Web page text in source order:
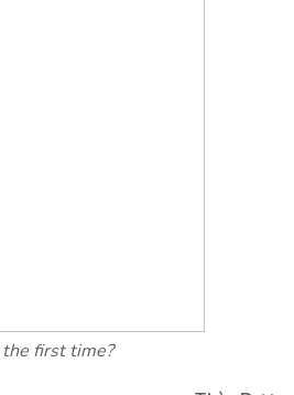
first time?